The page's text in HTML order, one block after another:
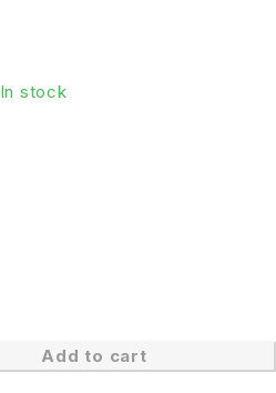
In stock
Add to cart